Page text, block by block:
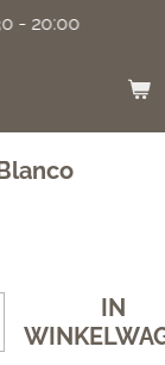
- 20:00
IN